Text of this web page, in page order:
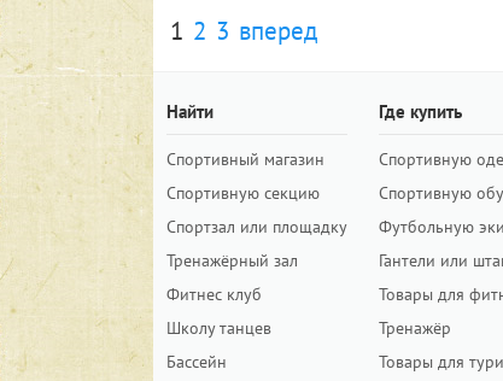
1 2 3 вперед
Найти
Спортивный магазин
Спортивную секцию
Спортзал или площадку
Тренажёрный зал
Фитнес клуб
Школу танцев
Бассейн
Где купить
Спортивную
Спортивную
Футбольную
Гантели или
Товары для
Тренажёр
Товары для